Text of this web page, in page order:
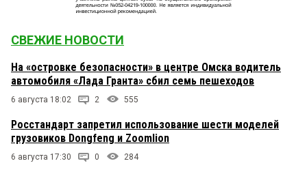
СВЕЖИЕ НОВОСТИ
На «островке безопасности» в центре Омска водитель
автомобиля «Лада Гранта» сбил семь пешеходов
6 августа 18:02 2 555
Росстандарт запретил использование шести моделей
грузовиков Dongfeng и Zoomlion
6 августа 17:30 0 284